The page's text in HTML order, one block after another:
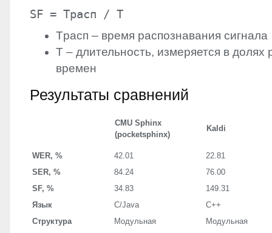
SF = Tрасп / T
Tрасп – время распознавания сигнала
T – длительность, измеряется в долях
времен
Результаты сравнений
CMU Sphinx
(pocketsphinx)
Kaldi
WER, % 42.01
22.81
SER, % 84.24
76.00
SF, %
34.83
149.31
Язык
C/Java
C++
Структура
Модульная
Модульная